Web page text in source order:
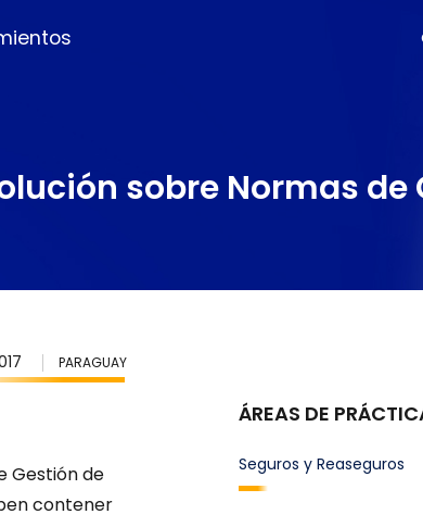
sobre Normas de
PARAGUAY
Gestión de
contener
ÁREAS DE
Seguros y Reaseguros